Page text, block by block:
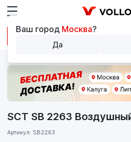
SCT SB 2263
Артикул: SB2263
Ваш город Москва?
Да